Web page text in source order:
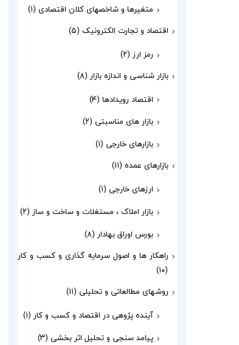
متغیرها و شاخصهای کلان اقتصادی (۱)
اقتصاد و تجارت الکترونیک (۵)
رمز ارز (۲)
بازار شناسی و اندازه بازار (۸)
اقتصاد رویدادها (۴)
بازار های مناسبتی (۲)
بازارهای خارجی (۱)
بازارهای عمده (۱۱)
ارزهای خارجی (۱)
بازار املاک ، مستغلات و ساخت و ساز (۲)
بورس اوراق بهادار (۸)
راهکار ها و اصول سرمایه گذاری و کسب و کار
(۱۰)
روشهای مطالعاتی و تحلیلی (۱۱)
آینده پژوهی در اقتصاد و کسب و کار (۱)
پیامد سنجی و تحلیل اثر بخشی (۳)